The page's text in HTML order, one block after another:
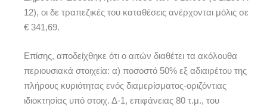
12), οι δε τραπεζικές του καταθέσεις ανέρχονται μόλις σε
€ 341,69.
Επίσης, αποδείχθηκε ότι ο αιτών διαθέτει τα ακόλουθα
περιουσιακά στοιχεία: α) ποσοστό 50% εξ αδιαιρέτου της
πλήρους κυριότητας ενός διαμερίσματος-οριζόντιας
ιδιοκτησίας υπό στοιχ. Δ-1, επιφάνειας 80 τ.μ., του